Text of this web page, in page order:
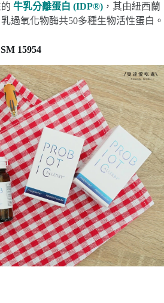
牛乳分離蛋白 (IDP®) ，其由紐西蘭
過氧化物酶共50多種生物活性蛋白。
15954